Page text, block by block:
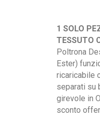
1 SOLO
TESSUTO
Poltrona
Ester)
ricaricabile
separati su
girevole in
sconto